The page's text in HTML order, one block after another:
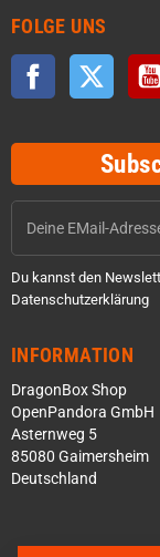
FOLGE UNS
Facebook
Du kannst den
Datenschutzerklärung
INFORMATION
DragonBox Shop
OpenPandora GmbH
Asternweg 5
85080 Gaimersheim
Deutschland